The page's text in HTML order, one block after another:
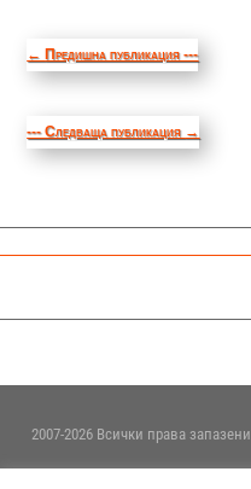
← Предишна публикация ---
--- Следваща публикация →
2007-2026 Всички права